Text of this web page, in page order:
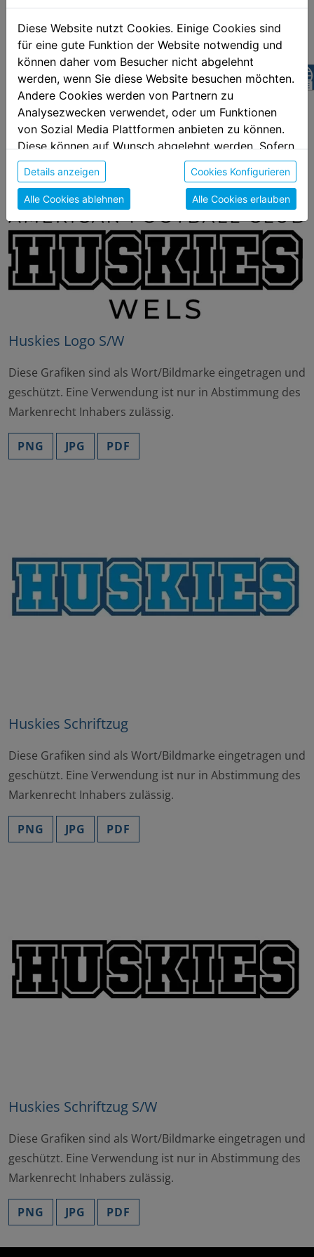
geschützt. Eine Verwendung ist nur in Abstimmung des
Markenrecht Inhabers zulässig.
PNG PDF
Huskies Logo S/W
Diese Grafiken sind als Wort/Bildmarke eingetragen und
geschützt. Eine Verwendung ist nur in Abstimmung des
Markenrecht Inhabers zulässig.
PNG JPG PDF
Huskies Schriftzug
Diese Grafiken sind als Wort/Bildmarke eingetragen und
geschützt. Eine Verwendung ist nur in Abstimmung des
Markenrecht Inhabers zulässig.
PNG JPG PDF
Huskies Schriftzug S/W
Diese Grafiken sind als Wort/Bildmarke eingetragen und
geschützt. Eine Verwendung ist nur in Abstimmung des
Markenrecht Inhabers zulässig.
PNG JPG PDF
Diese Website nutzt Cookies. Einige Cookies sind
für eine gute Funktion der Website notwendig und
können daher vom Besucher nicht abgelehnt
werden, wenn Sie diese Website besuchen möchten.
Andere Cookies werden von Partnern zu
Analysezwecken verwendet, oder um Funktionen
von Sozial Media Plattformen anbieten zu können.
Diese können auf Wunsch abgelehnt werden. Sofern
sie unsere Webseite weiter nutzen, geben Sie
Einwilligung zu unseren Cookies.
Details anzeigen Cookies Konfigurieren
Alle Cookies ablehnen Alle Cookies erlauben